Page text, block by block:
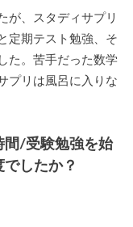
が、スタディサプリ
定期テスト勉強、そ
た。苦手だった数学
プリは風呂に入りな
間/受験勉強を始
したか？